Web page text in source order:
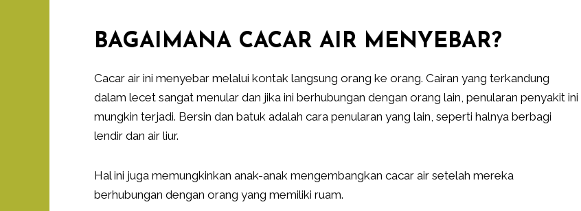
BAGAIMANA CACAR AIR MENYEBAR?
Cacar air ini menyebar melalui kontak langsung orang ke orang. Cairan yang terkandung
dalam lecet sangat menular dan jika ini berhubungan dengan orang lain, penularan penyakit ini
mungkin terjadi. Bersin dan batuk adalah cara penularan yang lain, seperti halnya berbagi
lendir dan air liur.
Hal ini juga memungkinkan anak-anak mengembangkan cacar air setelah mereka
berhubungan dengan orang yang memiliki ruam.